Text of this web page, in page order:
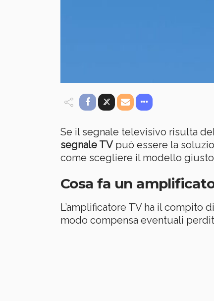
Se il segnale televisivo risulta
segnale TVpuò essere la
come scegliere il modello
Cosa fa un
L’amplificatore TV ha il compito
modo compensa eventuali